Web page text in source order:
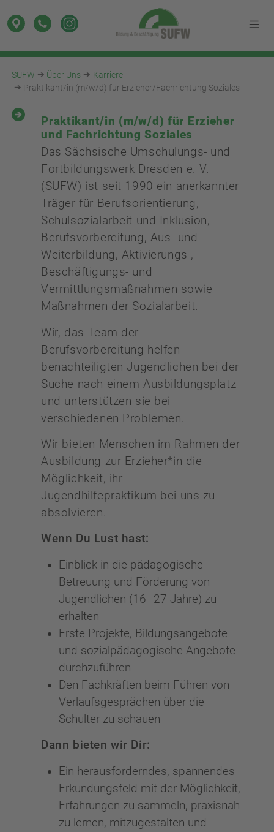
SUFW Über Uns
Karriere
Praktikant/in (m/w/d) für Erzieher/Fachrichtung Soziales
Praktikant/in (m/w/d) für Erzieher
und Fachrichtung Soziales
Das Sächsische Umschulungs- und
Fortbildungswerk Dresden e. V.
(SUFW) ist seit 1990 ein anerkannter
Träger für Berufsorientierung,
Schulsozialarbeit und Inklusion,
Berufsvorbereitung, Aus- und
Weiterbildung, Aktivierungs-,
Beschäftigungs- und
Vermittlungsmaßnahmen sowie
Maßnahmen der Sozialarbeit.
Wir, das Team der
Berufsvorbereitung helfen
benachteiligten Jugendlichen bei der
Suche nach einem Ausbildungsplatz
und unterstützen sie bei
verschiedenen Problemen.
Wir bieten Menschen im Rahmen der
Ausbildung zur Erzieher*in die
Möglichkeit, ihr
Jugendhilfepraktikum bei uns zu
absolvieren.
Wenn Du Lust hast:
Einblick in die pädagogische
Betreuung und Förderung von
Jugendlichen (16–27 Jahre) zu
erhalten
Erste Projekte, Bildungsangebote
und sozialpädagogische Angebote
durchzuführen
Den Fachkräften beim Führen von
Verlaufsgesprächen über die
Schulter zu schauen
Dann bieten wir Dir:
Ein herausforderndes, spannendes
Erkundungsfeld mit der Möglichkeit,
Erfahrungen zu sammeln, praxisnah
zu lernen, mitzugestalten und